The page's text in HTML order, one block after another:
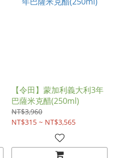
【令田】蒙加利義大利3年
巴薩米克醋(250ml)
NT$3,960
NT$315 ~ NT$3,565